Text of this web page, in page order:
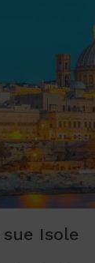
sue Isole